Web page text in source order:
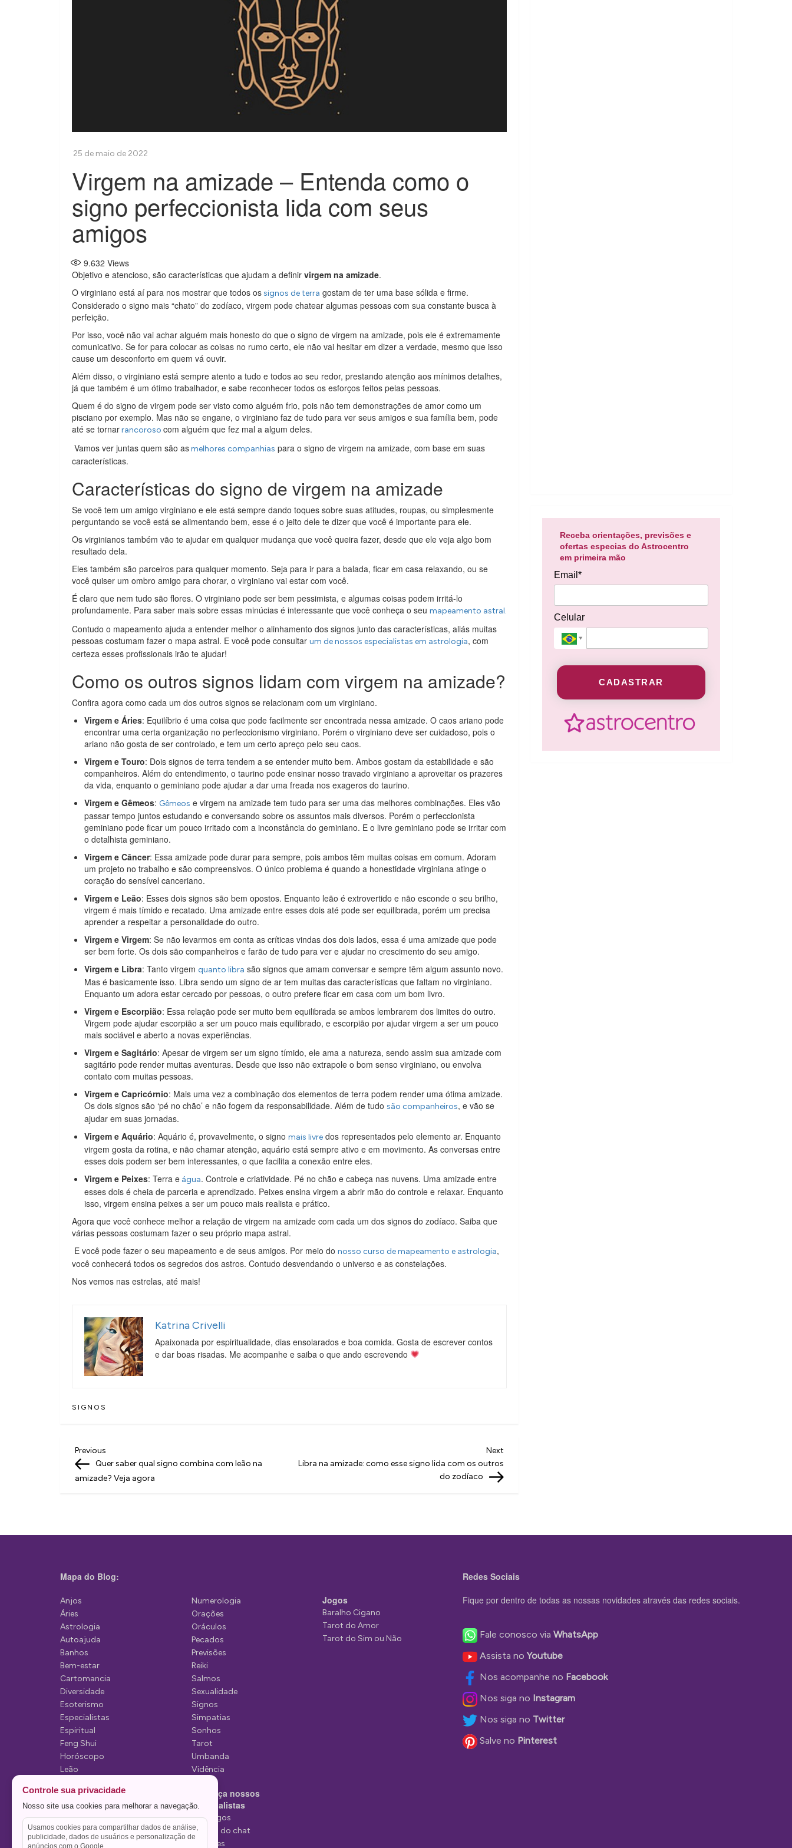
Virgem na amizade – Entenda como o
signo perfeccionista lida com seus
amigos
9.632 Views
Objetivo e atencioso, são características que ajudam a definir virgem na amizade.
O virginiano está aí para nos mostrar que todos ossignos de terra gostam de ter uma base sólida e firme.
Considerado o signo mais “chato” do zodíaco, virgem pode chatear algumas pessoas com sua constante busca à
perfeição.
Por isso, você não vai achar alguém mais honesto do que o signo de virgem na amizade, pois ele é extremamente
comunicativo. Se for para colocar as coisas no rumo certo, ele não vai hesitar em dizer a verdade, mesmo que isso
cause um desconforto em quem vá ouvir.
Além disso, o virginiano está sempre atento a tudo e todos ao seu redor, prestando atenção aos mínimos detalhes,
já que também é um ótimo trabalhador, e sabe reconhecer todos os esforços feitos pelas pessoas.
Quem é do signo de virgem pode ser visto como alguém frio, pois não tem demonstrações de amor como um
pisciano por exemplo. Mas não se engane, o virginiano faz de tudo para ver seus amigos e sua família bem, pode
até se tornarrancoroso com alguém que fez mal a algum deles.
Vamos ver juntas quem são asmelhores companhias para o signo de virgem na amizade, com base em suas
características.
Características do signo de virgem na amizade
Se você tem um amigo virginiano e ele está sempre dando toques sobre suas atitudes, roupas, ou simplesmente
perguntando se você está se alimentando bem, esse é o jeito dele te dizer que você é importante para ele.
Os virginianos também vão te ajudar em qualquer mudança que você queira fazer, desde que ele veja algo bom
resultado dela.
Eles também são parceiros para qualquer momento. Seja para ir para a balada, ficar em casa relaxando, ou se
você quiser um ombro amigo para chorar, o virginiano vai estar com você.
É claro que nem tudo são flores. O virginiano pode ser bem pessimista, e algumas coisas podem irritá-lo
profundamente. Para saber mais sobre essas minúcias é interessante que você conheça o seu mapeamento astral.
Contudo o mapeamento ajuda a entender melhor o alinhamento dos signos junto das características, aliás muitas
pessoas costumam fazer o mapa astral. E você pode consultar um de nossos especialistas em astrologia, com
certeza esses profissionais irão te ajudar!
Como os outros signos lidam com virgem na amizade?
Confira agora como cada um dos outros signos se relacionam com um virginiano.
Virgem e Áries: Equilíbrio é uma coisa que pode facilmente ser encontrada nessa amizade. O caos ariano pode
encontrar uma certa organização no perfeccionismo virginiano. Porém o virginiano deve ser cuidadoso, pois o
ariano não gosta de ser controlado, e tem um certo apreço pelo seu caos.
Virgem e Touro: Dois signos de terra tendem a se entender muito bem. Ambos gostam da estabilidade e são
companheiros. Além do entendimento, o taurino pode ensinar nosso travado virginiano a aproveitar os prazeres
da vida, enquanto o geminiano pode ajudar a dar uma freada nos exageros do taurino.
Virgem e Gêmeos: Gêmeos e virgem na amizade tem tudo para ser uma das melhores combinações. Eles vão
passar tempo juntos estudando e conversando sobre os assuntos mais diversos. Porém o perfeccionista
geminiano pode ficar um pouco irritado com a inconstância do geminiano. E o livre geminiano pode se irritar com
o detalhista geminiano.
Virgem e Câncer: Essa amizade pode durar para sempre, pois ambos têm muitas coisas em comum. Adoram
um projeto no trabalho e são compreensivos. O único problema é quando a honestidade virginiana atinge o
coração do sensível canceriano.
Virgem e Leão: Esses dois signos são bem opostos. Enquanto leão é extrovertido e não esconde o seu brilho,
virgem é mais tímido e recatado. Uma amizade entre esses dois até pode ser equilibrada, porém um precisa
aprender a respeitar a personalidade do outro.
Virgem e Virgem: Se não levarmos em conta as críticas vindas dos dois lados, essa é uma amizade que pode
ser bem forte. Os dois são companheiros e farão de tudo para ver e ajudar no crescimento do seu amigo.
Virgem e Libra: Tanto virgem quanto libra são signos que amam conversar e sempre têm algum assunto novo.
Mas é basicamente isso. Libra sendo um signo de ar tem muitas das características que faltam no virginiano.
Enquanto um adora estar cercado por pessoas, o outro prefere ficar em casa com um bom livro.
Virgem e Escorpião: Essa relação pode ser muito bem equilibrada se ambos lembrarem dos limites do outro.
Virgem pode ajudar escorpião a ser um pouco mais equilibrado, e escorpião por ajudar virgem a ser um pouco
mais sociável e aberto a novas experiências.
Virgem e Sagitário: Apesar de virgem ser um signo tímido, ele ama a natureza, sendo assim sua amizade com
sagitário pode render muitas aventuras. Desde que isso não extrapole o bom senso virginiano, ou envolva
contato com muitas pessoas.
Virgem e Capricórnio: Mais uma vez a combinação dos elementos de terra podem render uma ótima amizade.
Os dois signos são ‘pé no chão’ e não fogem da responsabilidade. Além de tudo são companheiros, e vão se
ajudar em suas jornadas.
Virgem e Aquário: Aquário é, provavelmente, o signo mais livre dos representados pelo elemento ar. Enquanto
virgem gosta da rotina, e não chamar atenção, aquário está sempre ativo e em movimento. As conversas entre
esses dois podem ser bem interessantes, o que facilita a conexão entre eles.
Virgem e Peixes: Terra e água. Controle e criatividade. Pé no chão e cabeça nas nuvens. Uma amizade entre
esses dois é cheia de parceria e aprendizado. Peixes ensina virgem a abrir mão do controle e relaxar. Enquanto
isso, virgem ensina peixes a ser um pouco mais realista e prático.
Agora que você conhece melhor a relação de virgem na amizade com cada um dos signos do zodíaco. Saiba que
várias pessoas costumam fazer o seu próprio mapa astral.
E você pode fazer o seu mapeamento e de seus amigos. Por meio do nosso curso de mapeamento e astrologia,
você conhecerá todos os segredos dos astros. Contudo desvendando o universo e as constelações.
Nos vemos nas estrelas, até mais!
Katrina Crivelli
Apaixonada por espiritualidade, dias ensolarados e boa comida. Gosta de escrever contos
e dar boas risadas. Me acompanhe e saiba o que ando escrevendo
SIGNOS
N
a
g
ç
o
d
e
P
o
s
t
Previous
Post
Previous
Quer saber qual signo combina com leão na
amizade? Veja agora
Next
Libra na amizade: como esse signo lida com os outros
do zodíaco
Receba orientações, previsões e
ofertas especias do Astrocentro
em primeira mão
Email*
Celular
CADASTRAR
Mapa do Blog:
Anjos
Áries
Astrologia
Autoajuda
Banhos
Bem-estar
Cartomancia
Diversidade
Esoterismo
Especialistas
Espiritual
Feng Shui
Horóscopo
Leão
Mediunidade
Mensagens
Numerologia
Orações
Oráculos
Pecados
Previsões
Reiki
Salmos
Sexualidade
Signos
Simpatias
Sonhos
Tarot
Umbanda
Vidência
Conheça nossos
Especialistas
Tarólogos
Estelas do chat
Videntes
Jogos
Baralho Cigano
Tarot do Amor
Tarot do Sim ou Não
Redes Sociais
Fique por dentro de todas as nossas novidades através das redes sociais.
Fale conosco via WhatsApp
Assista noYoutube
Nos acompanhe no Facebook
Nos siga no Instagram
Nos siga no Twitter
Salve no Pinterest
Controle sua privacidade
Nosso site usa cookies para melhorar a navegação.
Usamos cookies para compartilhar dados de análise,
publicidade, dados de usuários e personalização de
anúncios com o Google.